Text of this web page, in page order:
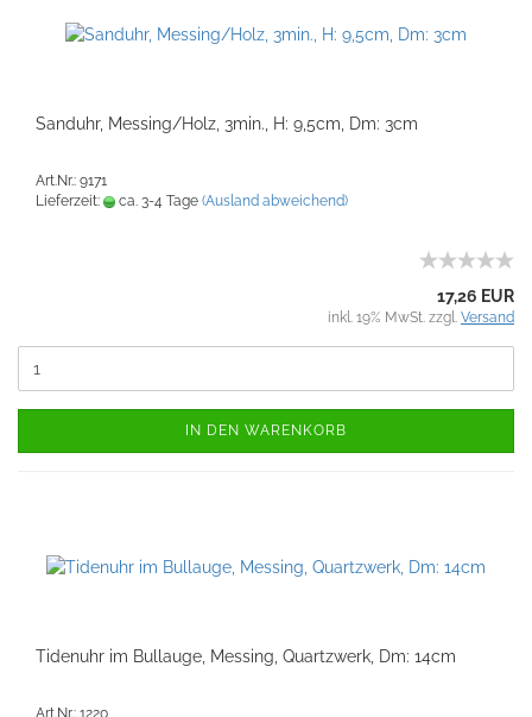
Sanduhr, Messing/Holz, 3min., H: 9,5cm, Dm: 3cm
Art.Nr.: 9171
Lieferzeit:
ca. 3-4 Tage (Ausland abweichend)
17,26 EUR
inkl. 19% MwSt. zzgl. Versand
IN DEN WARENKORB
Tidenuhr im Bullauge, Messing, Quartzwerk, Dm: 14cm
Art.Nr.: 1220